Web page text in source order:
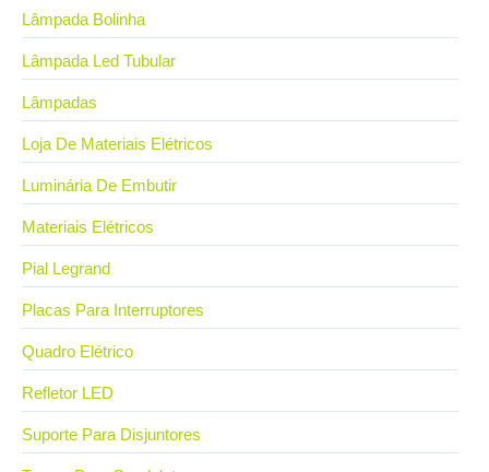
Lâmpada Bolinha
Lâmpada Led Tubular
Lâmpadas
Loja De Materiais Elétricos
Luminária De Embutir
Materiais Elétricos
Pial Legrand
Placas Para Interruptores
Quadro Elétrico
Refletor LED
Suporte Para Disjuntores